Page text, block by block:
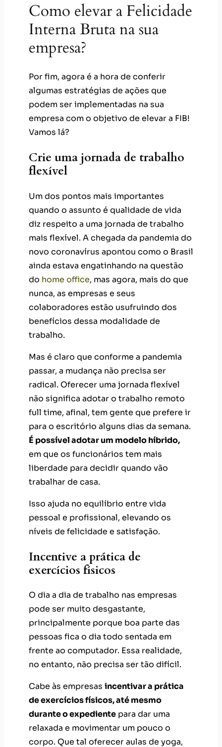
Como elevar a Felicidade
Interna Bruta na sua
empresa?
Por fim, agora é a hora de conferir
algumas estratégias de ações que
podem ser implementadas na sua
empresa com o objetivo de elevar a FIB!
Vamos lá?
Crie uma jornada de trabalho
flexível
Um dos pontos mais importantes
quando o assunto é qualidade de vida
diz respeito a uma jornada de trabalho
mais flexível. A chegada da pandemia do
novo coronavírus apontou como o Brasil
ainda estava engatinhando na questão
do home office, mas agora, mais do que
nunca, as empresas e seus
colaboradores estão usufruindo dos
benefícios dessa modalidade de
trabalho.
Mas é claro que conforme a pandemia
passar, a mudança não precisa ser
radical. Oferecer uma jornada flexível
não significa adotar o trabalho remoto
full time, afinal, tem gente que prefere ir
para o escritório alguns dias da semana.
É possível adotar um modelo híbrido,
em que os funcionários tem mais
liberdade para decidir quando vão
trabalhar de casa.
Isso ajuda no equilíbrio entre vida
pessoal e profissional, elevando os
níveis de felicidade e satisfação.
Incentive a prática de
exercícios físicos
O dia a dia de trabalho nas empresas
pode ser muito desgastante,
principalmente porque boa parte das
pessoas fica o dia todo sentada em
frente ao computador. Essa realidade,
no entanto, não precisa ser tão difícil.
Cabe às empresas incentivar a prática
de exercícios físicos, até mesmo
durante o expediente para dar uma
relaxada e movimentar um pouco o
corpo. Que tal oferecer aulas de yoga,